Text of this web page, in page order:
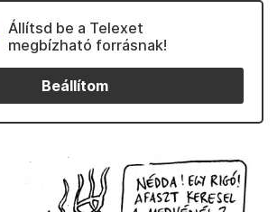
Állítsd be a Telexet
megbízható forrásnak!
Beállítom